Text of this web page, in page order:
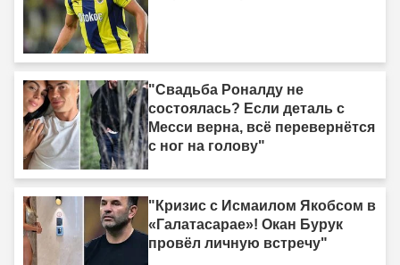
"Свадьба Роналду не
состоялась? Если деталь с
Месси верна, всё перевернётся
с ног на голову"
"Кризис с Исмаилом Якобсом в
«Галатасарае»! Окан Бурук
провёл личную встречу"